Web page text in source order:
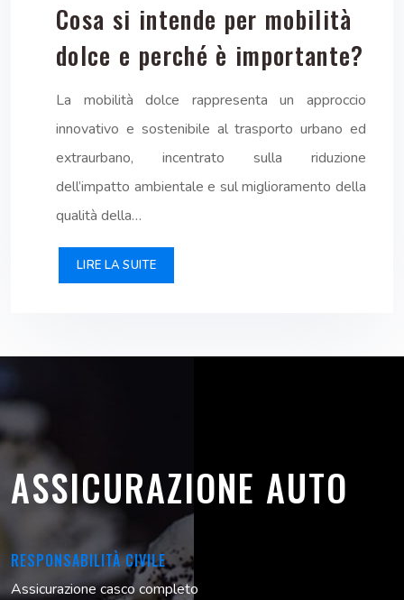
Cosa si intende per mobilità
dolce e perché è importante?
La mobilità dolce rappresenta un approccio
innovativo e sostenibile al trasporto urbano ed
extraurbano, incentrato sulla riduzione
dell’impatto ambientale e sul miglioramento della
qualità della…
LIRE LA SUITE
ASSICURAZIONE AUTO
RESPONSABILITÀ CIVILE
Assicurazione casco completo